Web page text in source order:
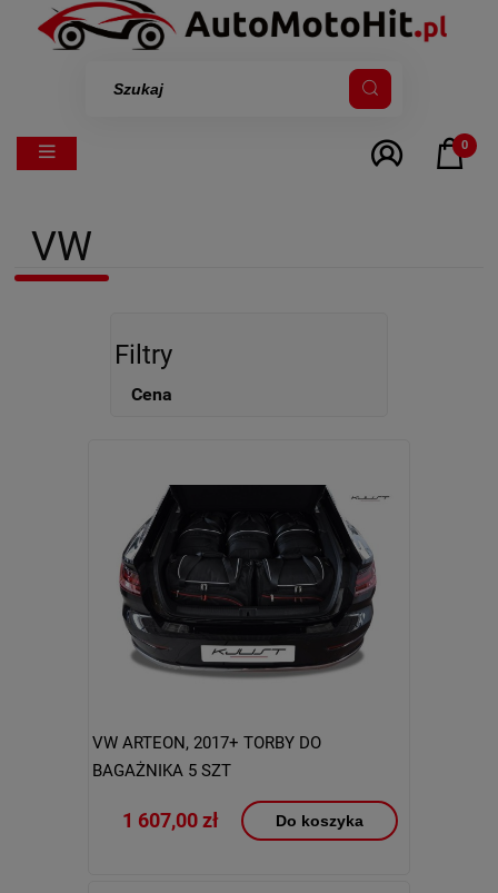
0
VW
Filtry
Cena
VW ARTEON, 2017+ TORBY DO
BAGAŻNIKA 5 SZT
1 607,00 zł Do koszyka